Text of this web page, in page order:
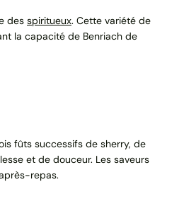
des spiritueux. Cette variété de
la capacité de Benriach de
fûts successifs de sherry, de
et de douceur. Les saveurs
repas.